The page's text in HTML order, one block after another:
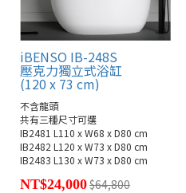
iBENSO IB-248S
壓克力獨立式浴缸
(120 x 73 cm)
不含龍頭
共有三種尺寸可選
IB2481 L110 x W68 x D80 cm
IB2482 L120 x W73 x D80 cm
IB2483 L130 x W73 x D80 cm
NT$24,000$64,800